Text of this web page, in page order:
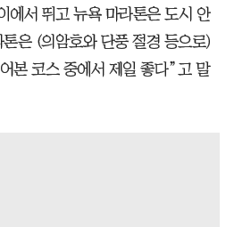
에서 뛰고 뉴욕 마라톤은 도시 안
은 (의암호와 단풍 절경 등으로)
본 코스 중에서 제일 좋다”고 말